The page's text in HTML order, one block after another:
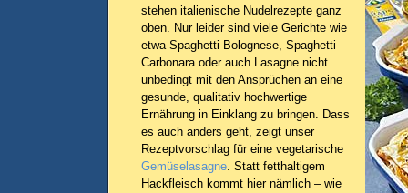
stehen italienische Nudelrezepte ganz
oben. Nur leider sind viele Gerichte wie
etwa Spaghetti Bolognese, Spaghetti
Carbonara oder auch Lasagne nicht
unbedingt mit den Ansprüchen an eine
gesunde, qualitativ hochwertige
Ernährung in Einklang zu bringen. Dass
es auch anders geht, zeigt unser
Rezeptvorschlag für eine vegetarische
Gemüselasagne. Statt fetthaltigem
Hackfleisch kommt hier nämlich – wie